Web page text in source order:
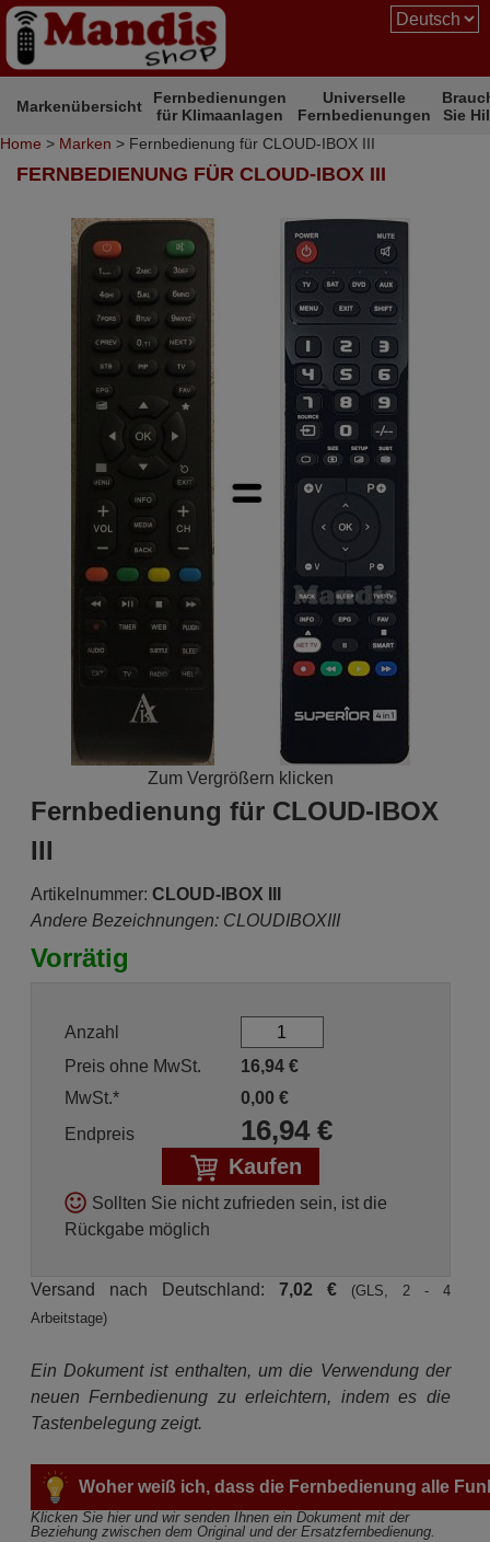
Markenübersicht
Fernbedienungen
für Klimaanlagen
Universelle
Fernbedienungen
Sie
Home > Marken > Fernbedienung für CLOUD-IBOX III
FERNBEDIENUNG FÜR CLOUD-IBOX III
Zum Vergrößern klicken
Fernbedienung für CLOUD-IBOX
III
Artikelnummer: CLOUD-IBOX III
Andere Bezeichnungen: CLOUDIBOXIII
Vorrätig
Anzahl
Preis ohne MwSt.
16,94€
MwSt.*
0,00 €
Endpreis
16,94€
Kaufen
Sollten Sie nicht zufrieden sein, ist die
Rückgabe möglich
Versand nach Deutschland: 7,02 €
(GLS, 2 - 4
Arbeitstage)
Ein Dokument ist enthalten, um die Verwendung der
neuen Fernbedienung zu erleichtern, indem es die
Tastenbelegung zeigt.
Woher weiß ich, dass die Fernbedienung alle
Klicken Sie hier und wir senden Ihnen ein Dokument mit der
Beziehung zwischen dem Original und der Ersatzfernbedienung.